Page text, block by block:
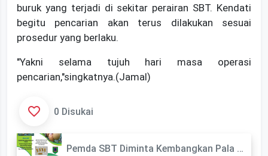
buruk yang terjadi di sekitar perairan SBT. Kendati
begitu pencarian akan terus dilakukan sesuai
prosedur yang berlaku.
"Yakni selama tujuh hari masa operasi
pencarian,"singkatnya.(Jamal)
0 Disukai
Pemda SBT Diminta Kembangkan Pala Liat Varietas Unggul Hasi Daerah